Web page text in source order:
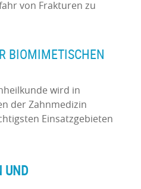
von Frakturen zu
BIOMIMETISCHEN
wird in
der Zahnmedizin
Einsatzgebieten
UND